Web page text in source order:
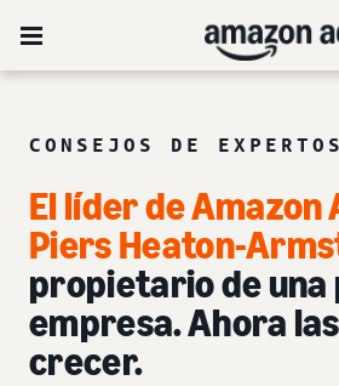
CONSEJOS DE EXPERTOS
El líder de Amazon
Piers Heaton-
propietario de una
empresa. Ahora
crecer.